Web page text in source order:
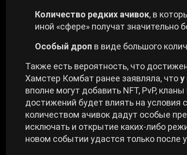
Количество редких ачивок, в
иной «сфере» получат значительно
Особый дроп в виде большого
Также есть вероятность, что
Хамстер Комбат ранее заявляла, чтоу
вполне могут добавить NFT, PvP,
достижений будет влиять на условия
количеством ачивок дадут особые
исключать и открытие каких-либо
новом событии удастся только после